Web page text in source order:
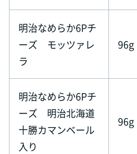
明治なめらか6Pチ
ーズ モッツァレ
ラ
96g
明治なめらか6Pチ
ーズ 明治北海道
十勝カマンベール
入り
96g